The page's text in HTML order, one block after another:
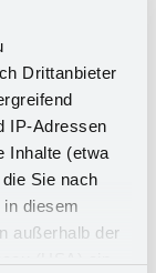
Drittanbieter
IP-Adressen
Inhalte (etwa
Sie nach
diesem
außerhalb der